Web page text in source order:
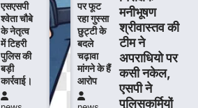
एसएसपी
श्वेता चौबे
के नेतृत्व
में टिहरी
पुलिस की
बड़ी
कार्रवाई।
पर फूट
रहा गुस्सा
छुट्टी के
बदले
चढ़ावा
मांगने के हैं
आरोप
मनीभूषण
श्रीवास्तव की
टीम ने
अपराधियो पर
कसी नकेल,
एसपी ने
पुलिसकर्मियों